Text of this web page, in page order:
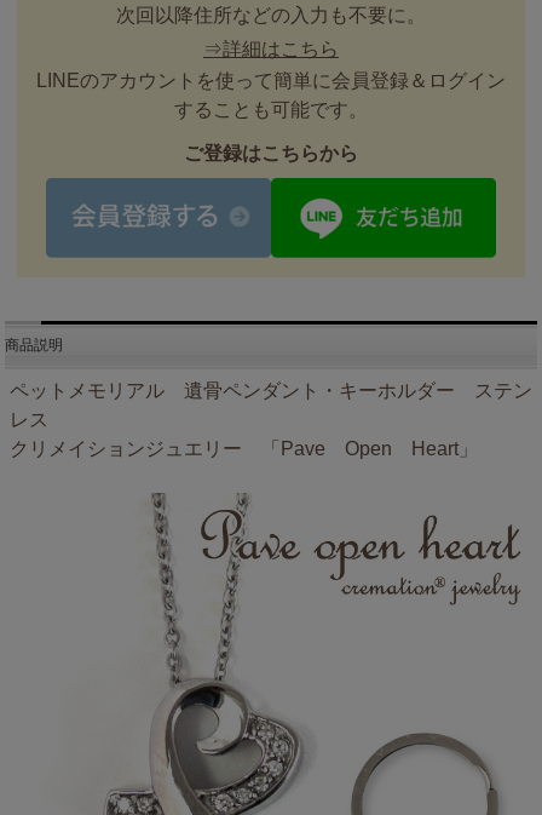
次回以降住所などの入力も不要に。
⇒詳細はこちら
LINEのアカウントを使って簡単に会員登録＆ログイン
することも可能です。
ご登録はこちらから
商品説明
ペットメモリアル 遺骨ペンダント・キーホルダー ステン
レス
クリメイションジュエリー 「Pave Open Heart」